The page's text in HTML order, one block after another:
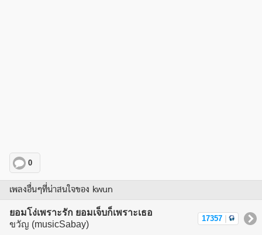
0
เพลงอื่นๆที่น่าสนใจของ kwun
ยอมโง่เพราะรัก ยอมเจ็บก็เพราะเธอ
ขวัญ (musicSabay)
17357